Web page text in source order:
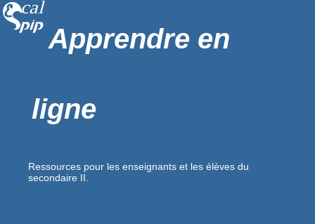
Apprendre en
ligne
Ressources pour les enseignants et les élèves du
secondaire II.